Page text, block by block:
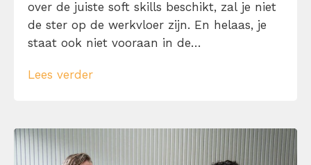
over de juiste soft skills beschikt, zal je niet
de ster op de werkvloer zijn. En helaas, je
staat ook niet vooraan in de
onderwerp te duiken. Want eh… wat zijn
Lees verder